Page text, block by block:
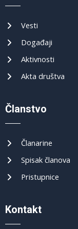
Vesti
Događaji
Aktivnosti
Akta društva
Članstvo
Članarine
Spisak članova
Pristupnice
Kontakt